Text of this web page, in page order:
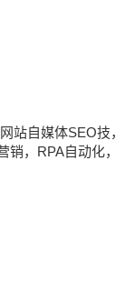
站自媒体SEO技，
，RPA自动化，